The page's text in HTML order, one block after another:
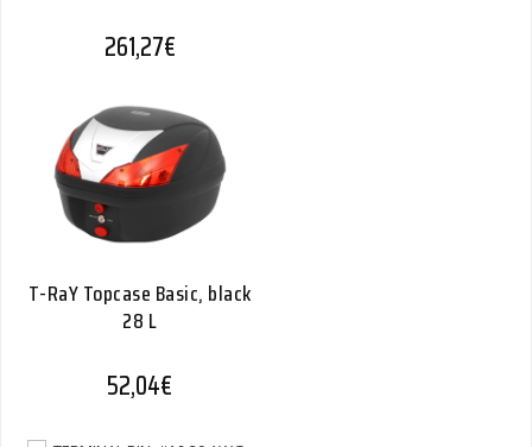
261,27€
T-RaY Topcase Basic, black
28 L
52,04€